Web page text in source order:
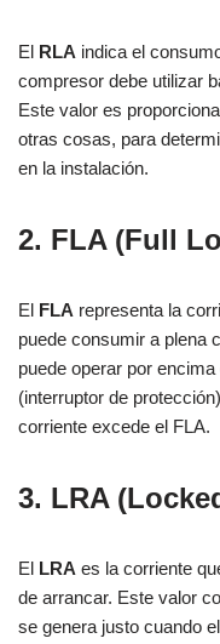
El RLA indica el
compresor debe utilizar
Este valor es
otras cosas, para
en la instalación.
2. FLA (Full
El FLA representa la
puede consumir a plena
puede operar por
(interruptor de
corriente excede el FLA.
3. LRA
El LRA es la corriente
de arrancar. Este valor
se genera justo cuando